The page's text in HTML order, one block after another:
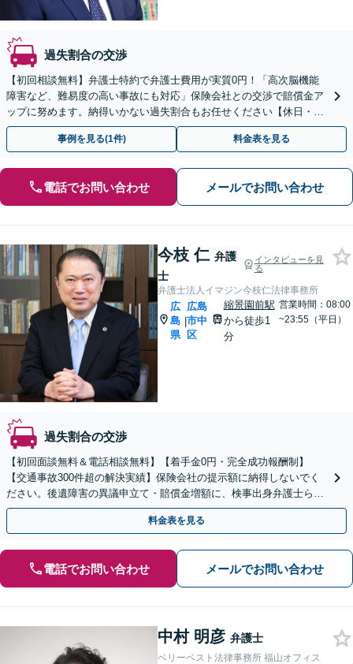
過失割合の交渉
【初回相談無料】弁護士特約で弁護士費用が実質0円！「高次脳機能
障害など、難易度の高い事故にも対応」保険会社との交渉で賠償金ア
ップに努めます。納得いかない過失割合もお任せください【休日・夜
間面談】【縮景園前駅4分】
事例を見る(1件) 料金表を見る
電話でお問い合わせ メールでお問い合わせ
今枝 仁 弁護
士
インタビューを見
る
弁護士法人イマジン今枝仁法律事務所
広
島
県
|
広島
市中
区
縮景園前駅
から徒歩1
分
営業時間：08:00
~23:55（平日）
過失割合の交渉
【初回面談無料＆電話相談無料】【着手金0円・完全成功報酬制】
【交通事故300件超の解決実績】保険会社の提示額に納得しないでく
ださい。後遺障害の異議申立て・賠償金増額に、検事出身弁護士らが
強気の交渉で挑みます【休日・夜間相談可】
料金表を見る
電話でお問い合わせ メールでお問い合わせ
中村 明彦 弁護士
ベリーベスト法律事務所 福山オフィス